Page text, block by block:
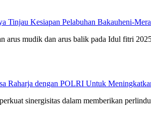
Tinjau Kesiapan Pelabuhan Bakauheni-
arus mudik dan arus balik pada Idul fitri
Raharja dengan POLRI Untuk
sinergisitas dalam memberikan